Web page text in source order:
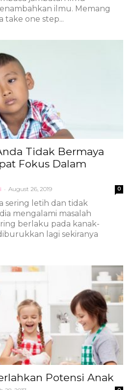
ilmu. Memang
take one step...
Tidak Bermaya
Fokus Dalam
- August 26, 2019 0
sering letih dan tidak
mengalami masalah
berlaku pada kanak-
lagi sekiranya
Potensi Anak